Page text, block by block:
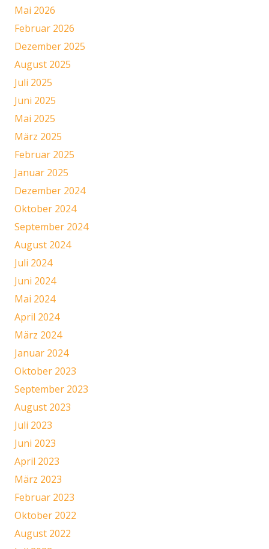
Mai 2026
Februar 2026
Dezember 2025
August 2025
Juli 2025
Juni 2025
Mai 2025
März 2025
Februar 2025
Januar 2025
Dezember 2024
Oktober 2024
September 2024
August 2024
Juli 2024
Juni 2024
Mai 2024
April 2024
März 2024
Januar 2024
Oktober 2023
September 2023
August 2023
Juli 2023
Juni 2023
April 2023
März 2023
Februar 2023
Oktober 2022
August 2022